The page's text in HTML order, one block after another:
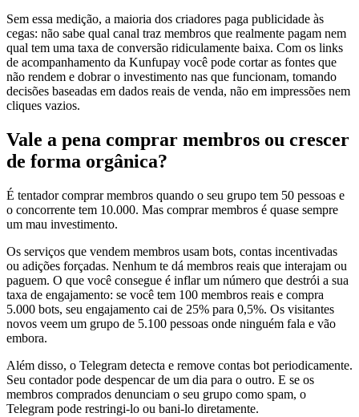
Sem essa medição, a maioria dos criadores paga publicidade às
cegas: não sabe qual canal traz membros que realmente pagam nem
qual tem uma taxa de conversão ridiculamente baixa. Com os links
de acompanhamento da Kunfupay você pode cortar as fontes que
não rendem e dobrar o investimento nas que funcionam, tomando
decisões baseadas em dados reais de venda, não em impressões nem
cliques vazios.
Vale a pena comprar membros ou crescer
de forma orgânica?
É tentador comprar membros quando o seu grupo tem 50 pessoas e
o concorrente tem 10.000. Mas comprar membros é quase sempre
um mau investimento.
Os serviços que vendem membros usam bots, contas incentivadas
ou adições forçadas. Nenhum te dá membros reais que interajam ou
paguem. O que você consegue é inflar um número que destrói a sua
taxa de engajamento: se você tem 100 membros reais e compra
5.000 bots, seu engajamento cai de 25% para 0,5%. Os visitantes
novos veem um grupo de 5.100 pessoas onde ninguém fala e vão
embora.
Além disso, o Telegram detecta e remove contas bot periodicamente.
Seu contador pode despencar de um dia para o outro. E se os
membros comprados denunciam o seu grupo como spam, o
Telegram pode restringi-lo ou bani-lo diretamente.